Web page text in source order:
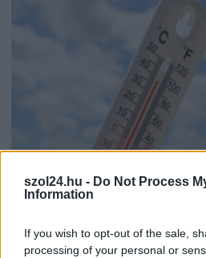
szol24.hu - Do Not Process
Information
If you wish to opt-out of the sale,
processing of your personal or
41 fok fölé forrósodott az
egy másik rekord is megdőlt